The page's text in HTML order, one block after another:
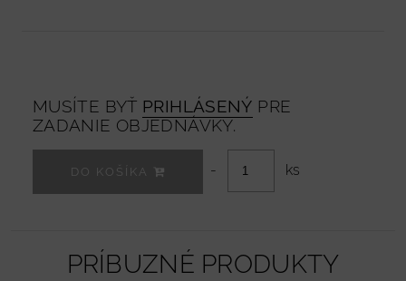
MUSÍTE BYŤ PRIHLÁSENÝ PRE
ZADANIE OBJEDNÁVKY.
DO KOŠÍKA - ks
PRÍBUZNÉ PRODUKTY